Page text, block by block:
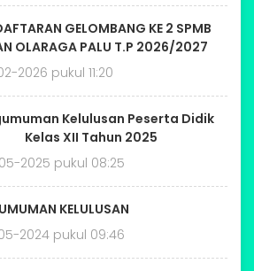
GELOMBANG KE 2 SPMB
OLARAGA PALU T.P 2026/2027
2026 pukul 11:20
Kelulusan Peserta Didik
Kelas XII Tahun 2025
2025 pukul 08:25
KELULUSAN
2024 pukul 09:46